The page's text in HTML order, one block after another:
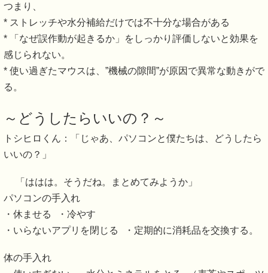
つまり、
* ストレッチや水分補給だけでは不十分な場合がある
* 「なぜ誤作動が起きるか」をしっかり評価しないと効果を
感じられない。
* 使い過ぎたマウスは、”機械の隙間”が原因で異常な動きがで
る。
～どうしたらいいの？～
トシヒロくん：「じゃあ、パソコンと僕たちは、どうしたら
いいの？」
「ははは。そうだね。まとめてみようか」
パソコンの手入れ
・休ませる ・冷やす
・いらないアプリを閉じる ・定期的に消耗品を交換する。
体の手入れ